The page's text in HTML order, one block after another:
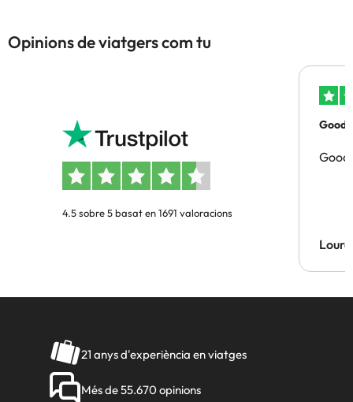
Opinions de viatgers com tu
4.5 sobre 5 basat en 1691 valoracions
Good
Good
21 anys d'experiència en viatges
Més de 55.670 opinions